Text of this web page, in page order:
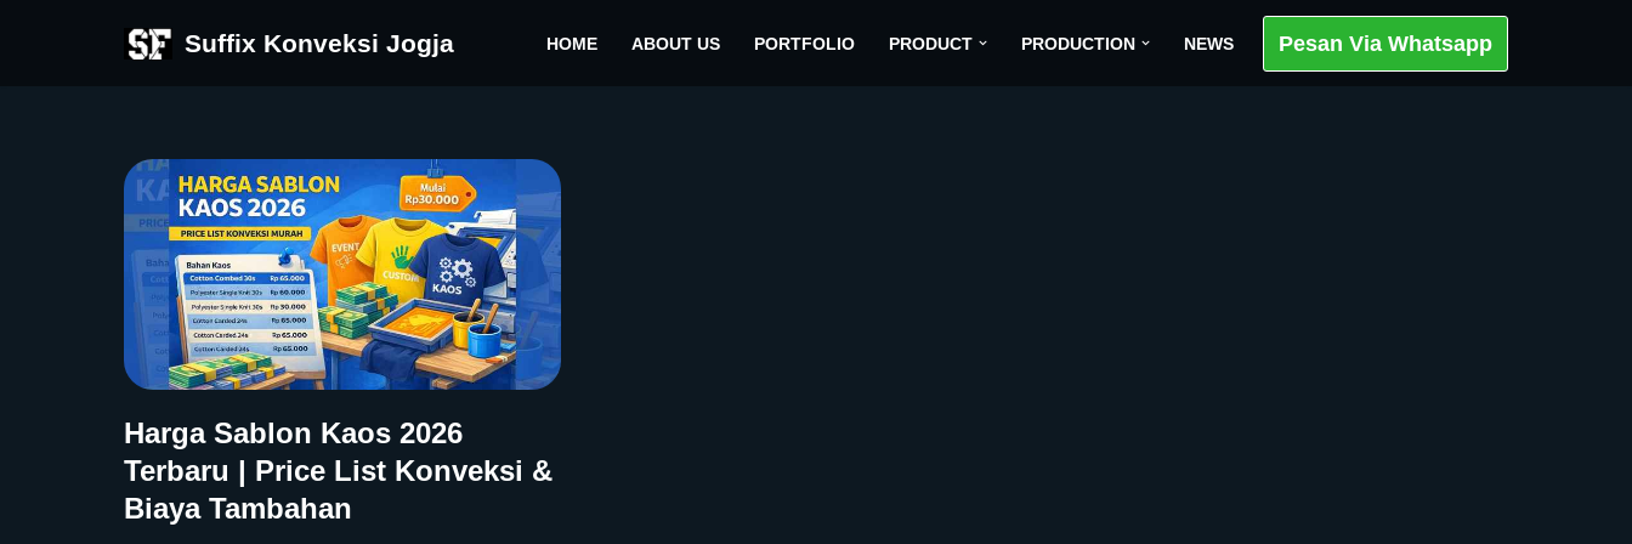
Suffix Konveksi Jogja HOME ABOUT US PORTFOLIO PRODUCT PRODUCTION NEWS Pesan Via Whatsapp
Harga Sablon Kaos 2026
Terbaru | Price List Konveksi &
Biaya Tambahan